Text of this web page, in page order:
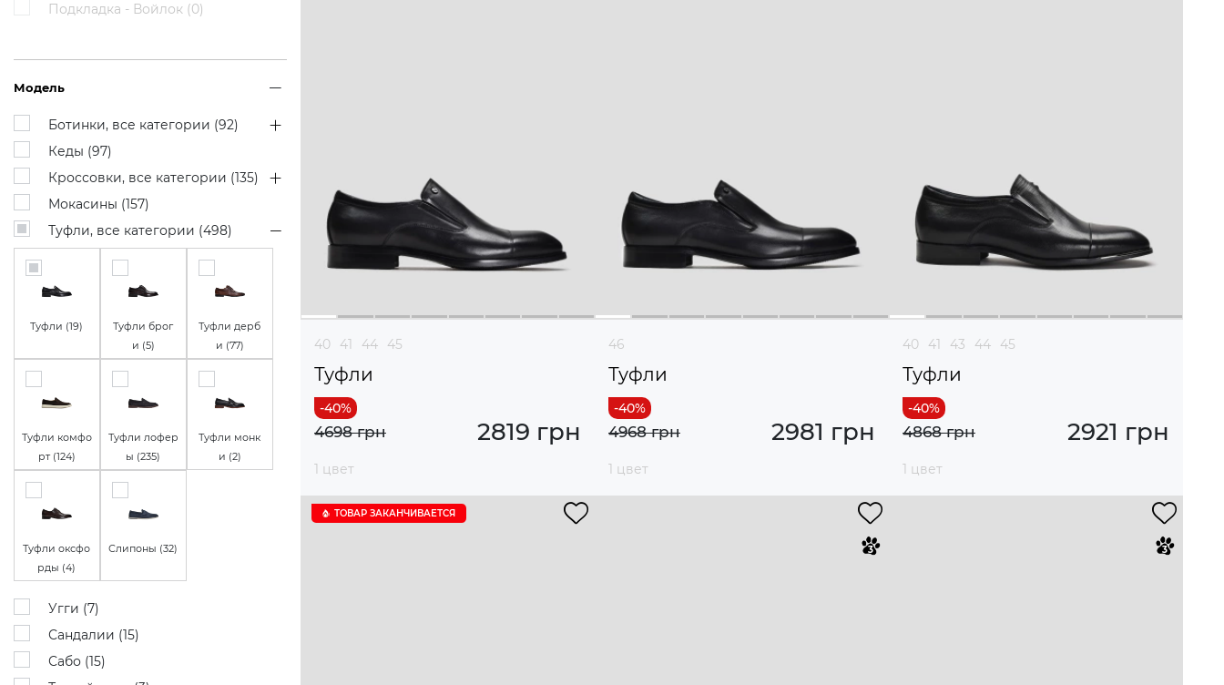
Подкладка - Войлок (0)
Модель
Ботинки, все категории (92)
Кеды (97)
Кроссовки, все категории (135)
Мокасины (157)
Туфли, все категории (498)
Туфли (19)
Туфли брог
и (5)
Туфли дерб
и (77)
Туфли комфо
рт (124)
Туфли лофер
ы (235)
Туфли монк
и (2)
Туфли оксфо
рды (4)
Слипоны (32)
Угги (7)
Сандалии (15)
Сабо (15)
40 41 44 45
Туфли
2819 грн
4698 грн
1 цвет
46
Туфли
2981 грн
4968 грн
1 цвет
40 41 43 44 45
Туфли
2921 грн
4868 грн
1 цвет
ТОВАР ЗАКАНЧИВАЕТСЯ